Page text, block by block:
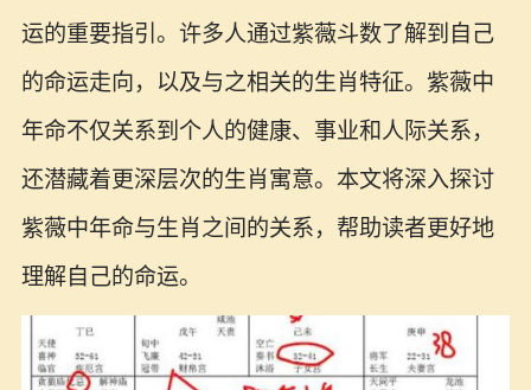
运的重要指引。许多人通过紫薇斗数了解到自己
的命运走向，以及与之相关的生肖特征。紫薇中
年命不仅关系到个人的健康、事业和人际关系，
还潜藏着更深层次的生肖寓意。本文将深入探讨
紫薇中年命与生肖之间的关系，帮助读者更好地
理解自己的命运。